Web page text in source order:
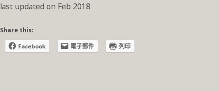
last updated on Feb 2018
Share this:
Facebook
電子郵件 列印